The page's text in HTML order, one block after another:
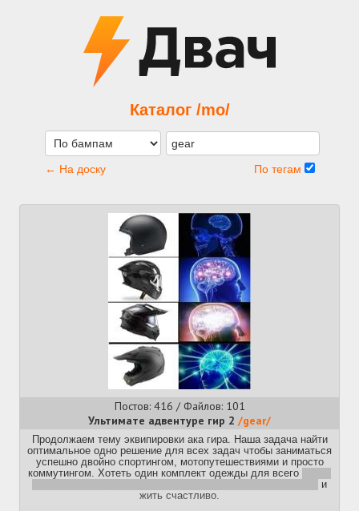
Каталог /mo/
← На доску По тегам
Постов: 416 / Файлов: 101
Ультимате адвентуре гир 2 /gear/
Продолжаем тему эквипировки ака гира. Наша задача найти
оптимальное одно решение для всех задач чтобы заниматься
успешно двойно спортингом, мотопутешествиями и просто
коммутингом. Хотеть один комплект одежды для всего
и
жить счастливо.